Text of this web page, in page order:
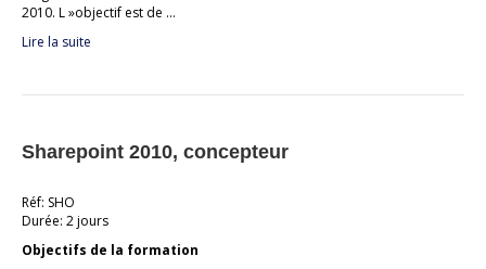
2010. L »objectif est de …
Lire la suite
Sharepoint 2010, concepteur
Réf: SHO
Durée: 2 jours
Objectifs de la formation